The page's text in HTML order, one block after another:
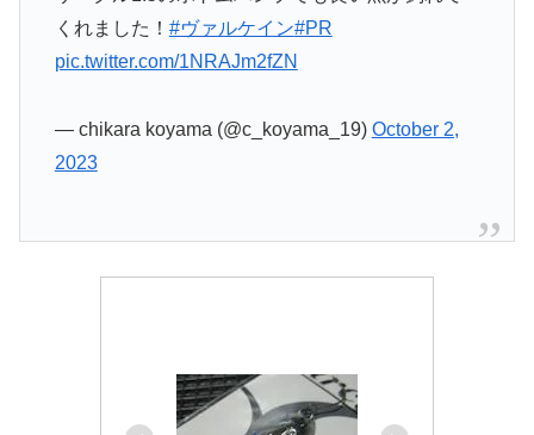
くれました！ #ヴァルケイン#PR
pic.twitter.com/1NRAJm2fZN
— chikara koyama (@c_koyama_19) October 2,
2023